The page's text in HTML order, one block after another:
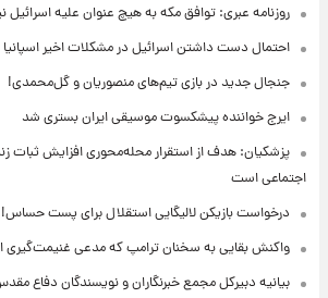
روزنامه عبری: توافق مکه به هیچ عنوان علیه
احتمال دست داشتن اسرائیل در مشکلات اخیر اسپانیا
جنجال جدید در بازی تیم‌های منصوریان و گل‌محمدی!
ایرج خواننده پیشکسوت موسیقی ایران بستری شد
پزشکیان: هدف از استقرار محله‌محوری افزایش ثبات
اجتماعی است
درخواست بازیکن لالیگایی استقلال برای پست حساس!
واکنش بقایی به سخنان ترامپ که مدعی غنیمت‌گیری
بیانیه دبیرکل مجمع خبرنگاران و نویسندگان دفاع